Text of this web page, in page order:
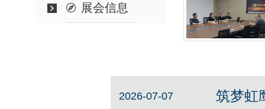
展会信息
2026-07-07 筑梦虹